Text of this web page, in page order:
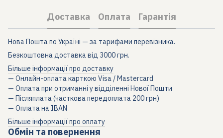
Доставка Оплата Гарантія
Нова Пошта по Україні — за тарифами перевізника.
Безкоштовна доставка від 3000 грн.
Більше інформації про доставку
— Онлайн-оплата карткою Visa / Mastercard
— Оплата при отриманні у відділенні Нової Пошти
— Післяплата (часткова передоплата 200 грн)
— Оплата на IBAN
Більше інформації про оплату
Обмін та повернення